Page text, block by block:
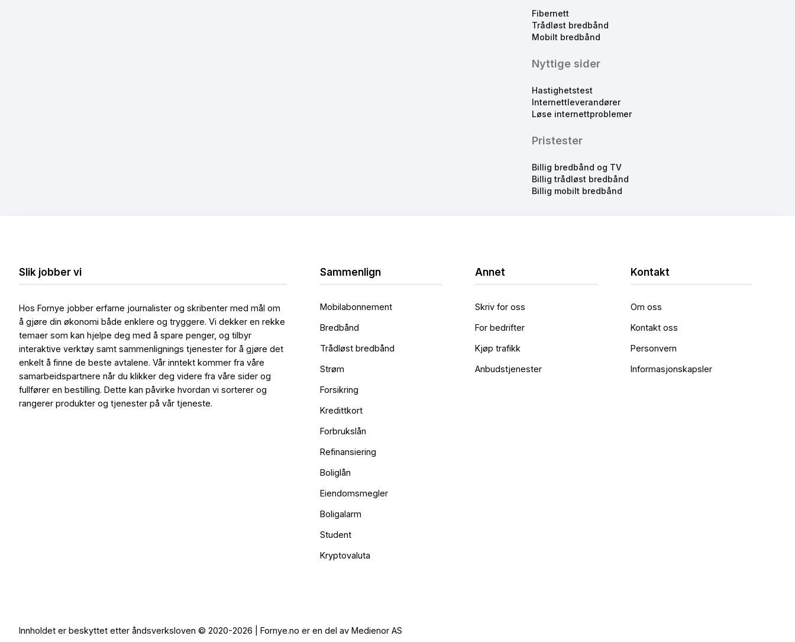
Fibernett
Trådløst bredbånd
Mobilt bredbånd
Nyttige sider
Hastighetstest
Internettleverandører
Løse internettproblemer
Pristester
Billig bredbånd og TV
Billig trådløst bredbånd
Billig mobilt bredbånd
Slik jobber vi
Hos Fornye jobber erfarne journalister og skribenter med mål om
å gjøre din økonomi både enklere og tryggere. Vi dekker en rekke
temaer som kan hjelpe deg med å spare penger, og tilbyr
interaktive verktøy samt sammenlignings tjenester for å gjøre det
enkelt å finne de beste avtalene. Vår inntekt kommer fra våre
samarbeidspartnere når du klikker deg videre fra våre sider og
fullfører en bestilling. Dette kan påvirke hvordan vi sorterer og
rangerer produkter og tjenester på vår tjeneste.
Sammenlign
Mobilabonnement
Bredbånd
Trådløst bredbånd
Strøm
Forsikring
Kredittkort
Forbrukslån
Refinansiering
Boliglån
Eiendomsmegler
Boligalarm
Student
Kryptovaluta
Annet
Skriv for oss
For bedrifter
Kjøp trafikk
Anbudstjenester
Kontakt
Om oss
Kontakt oss
Personvern
Informasjonskapsler
Innholdet er beskyttet etter åndsverksloven © 2020-2026 | Fornye.no er en del av Medienor AS